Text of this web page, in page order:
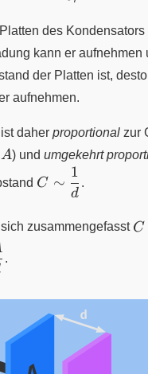
des Kondensators
kann er aufnehmen
der Platten ist, desto
aufnehmen.
daher proportional zur
A) undumgekehrt
C\sim
\dfrac{1}
C ∼
d
1
.
zusammengefasst C
.